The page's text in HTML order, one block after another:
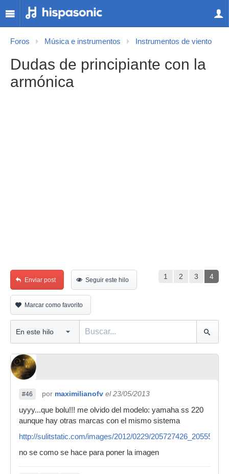
Foros Música e instrumentos Instrumentos de viento
Dudas de principiante con la
armónica
1 2 3 4
Enviar post Seguir este hilo
Marcar como favorito
#46 por maximilianofv el 23/05/2013
uyyy...que bolu!!! me olvido del modelo: yamaha ss 220
aunque hay otras marcas con el mismo sistema
http://sulitstatic.com/images/2012/0229/
no se como se hace para poner la imagen